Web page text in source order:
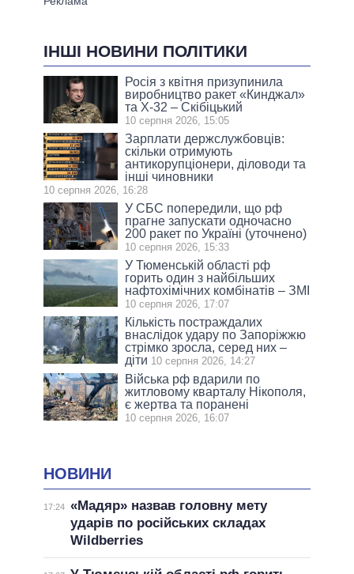
ІНШІ НОВИНИ ПОЛІТИКИ
Росія з квітня призупинила
виробництво ракет «Кинджал»
та Х-32 – Скібіцький
10 серпня 2026, 15:05
Зарплати держслужбовців:
скільки отримують
антикорупціонери, діловоди та
інші чиновники
10 серпня 2026, 16:28
У СБС попередили, що рф
прагне запускати одночасно
200 ракет по Україні (уточнено)
10 серпня 2026, 15:33
У Тюменській області рф
горить один з найбільших
нафтохімічних комбінатів – ЗМІ
10 серпня 2026, 17:07
Кількість постраждалих
внаслідок удару по Запоріжжю
стрімко зросла, серед них –
діти 10 серпня 2026, 14:27
Війська рф вдарили по
житловому кварталу Нікополя,
є жертва та поранені
10 серпня 2026, 16:07
НОВИНИ
17:24 «Мадяр» назвав головну мету
ударів по російських складах
Wildberries